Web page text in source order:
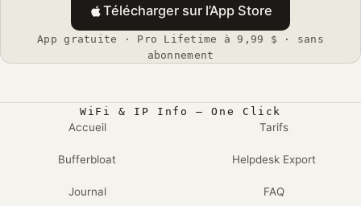
Télécharger sur l’App Store
App gratuite · Pro Lifetime à 9,99 $ · sans
abonnement
WiFi & IP Info — One Click
Accueil
Tarifs
Bufferbloat Helpdesk Export
Journal FAQ